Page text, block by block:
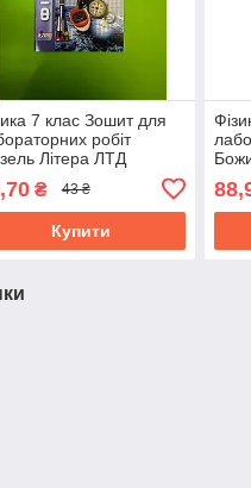
7 клас Зошит для
робіт
Літера ЛТД
₴ 43 ₴
Купити